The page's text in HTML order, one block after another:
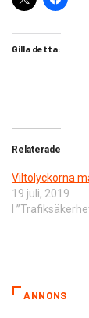
Gilla detta:
Relaterade
Viltolyckorna
19 juli, 2019
I
ANNONS